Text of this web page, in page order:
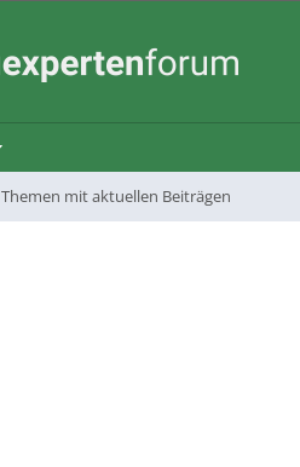
Themen mit aktuellen Beiträgen